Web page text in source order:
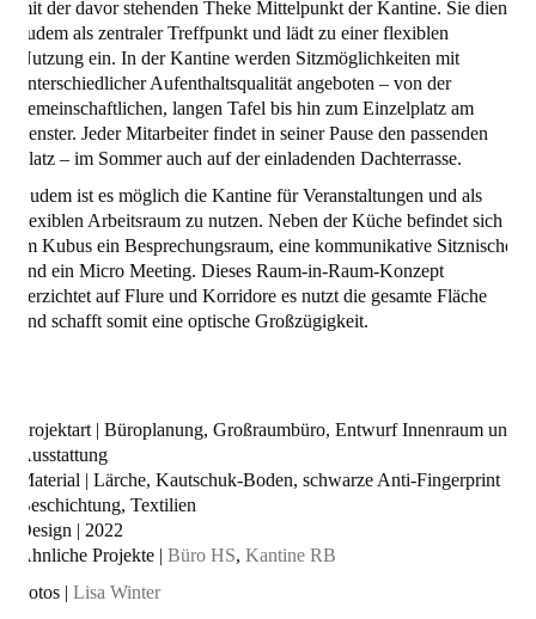
mit der davor stehenden Theke Mittelpunkt der Kantine. Sie dient
zudem als zentraler Treffpunkt und lädt zu einer flexiblen
Nutzung ein. In der Kantine werden Sitzmöglichkeiten mit
unterschiedlicher Aufenthaltsqualität angeboten – von der
gemeinschaftlichen, langen Tafel bis hin zum Einzelplatz am
Fenster. Jeder Mitarbeiter findet in seiner Pause den passenden
Platz – im Sommer auch auf der einladenden Dachterrasse.
Zudem ist es möglich die Kantine für Veranstaltungen und als
flexiblen Arbeitsraum zu nutzen. Neben der Küche befindet sich
im Kubus ein Besprechungsraum, eine kommunikative Sitznische
und ein Micro Meeting. Dieses Raum-in-Raum-Konzept
verzichtet auf Flure und Korridore es nutzt die gesamte Fläche
und schafft somit eine optische Großzügigkeit.
Projektart | Büroplanung, Großraumbüro, Entwurf Innenraum und
Ausstattung
Material | Lärche, Kautschuk-Boden, schwarze Anti-Fingerprint
Beschichtung, Textilien
Design | 2022
Ähnliche Projekte | Büro HS, Kantine RB
Fotos | Lisa Winter